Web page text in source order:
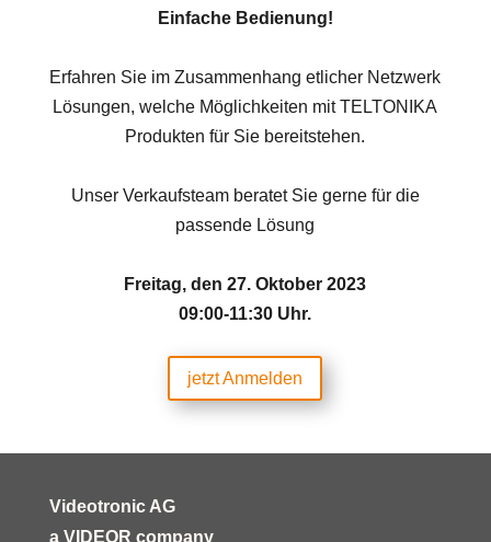
Einfache Bedienung!
Erfahren Sie im Zusammenhang etlicher Netzwerk
Lösungen, welche Möglichkeiten mit TELTONIKA
Produkten für Sie bereitstehen.
Unser Verkaufsteam beratet Sie gerne für die
passende Lösung
Freitag, den 27. Oktober 2023
09:00-11:30 Uhr.
jetzt Anmelden
Videotronic AG
a VIDEOR company